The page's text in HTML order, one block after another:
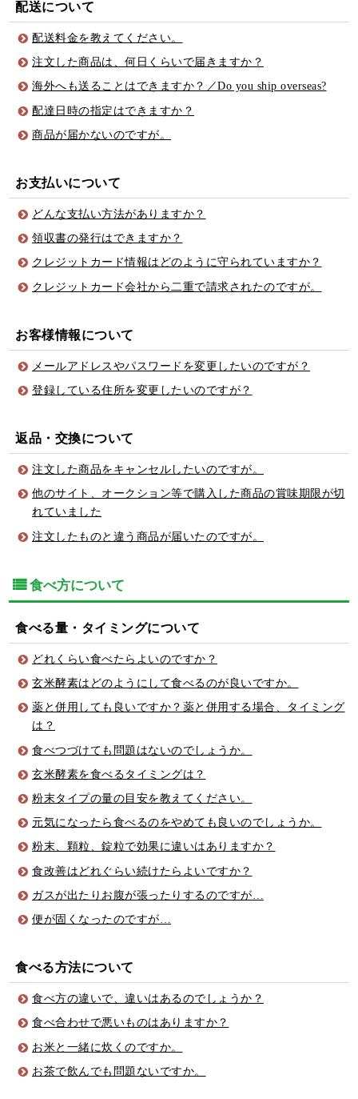
配送について
配送料金を教えてください。
注文した商品は、何日くらいで届きますか？
海外へも送ることはできますか？／Do you ship overseas?
配達日時の指定はできますか？
商品が届かないのですが。
お支払いについて
どんな支払い方法がありますか？
領収書の発行はできますか？
クレジットカード情報はどのように守られていますか？
クレジットカード会社から二重で請求されたのですが。
お客様情報について
メールアドレスやパスワードを変更したいのですが？
登録している住所を変更したいのですが？
返品・交換について
注文した商品をキャンセルしたいのですが。
他のサイト、オークション等で購入した商品の賞味期限が切
れていました
注文したものと違う商品が届いたのですが。
食べ方について
食べる量・タイミングについて
どれくらい食べたらよいのですか？
玄米酵素はどのようにして食べるのが良いですか。
薬と併用しても良いですか？薬と併用する場合、タイミング
は？
食べつづけても問題はないのでしょうか。
玄米酵素を食べるタイミングは？
粉末タイプの量の目安を教えてください。
元気になったら食べるのをやめても良いのでしょうか。
粉末、顆粒、錠粒で効果に違いはありますか？
食改善はどれぐらい続けたらよいですか？
ガスが出たりお腹が張ったりするのですが…
便が固くなったのですが…
食べる方法について
食べ方の違いで、違いはあるのでしょうか？
食べ合わせで悪いものはありますか？
お米と一緒に炊くのですか。
お茶で飲んでも問題ないですか。